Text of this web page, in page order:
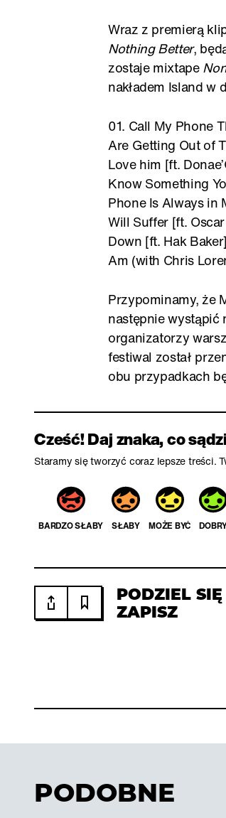
Wraz z premierą
Nothing Better,
zostaje mixtape
nakładem Island w
01. Call My Phone
Are Getting Out of
Love him [ft.
Know Something
Phone Is Always in
Will Suffer [ft.
Down [ft. Hak
Am (with Chris
Przypominamy, że
następnie wystąpić
organizatorzy
festiwal został
obu przypadkach
Cześć! Daj znaka, co
Staramy się tworzyć coraz lepsze treści.
BARDZO SŁABY SŁABY MOŻE BYĆ
PODZIEL
ZAPISZ
PODOBNE